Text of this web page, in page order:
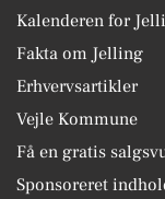
Kalenderen for
Fakta om Jelling
Erhvervsartikler
Vejle Kommune
Få en gratis
Sponsoreret